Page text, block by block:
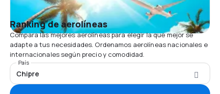
Ranking de aerolíneas
Compara las mejores aerolíneas para elegir la que mejor se
adapte a tus necesidades. Ordenamos aerolíneas nacionales e
internacionales según precio y comodidad.
País
Chipre